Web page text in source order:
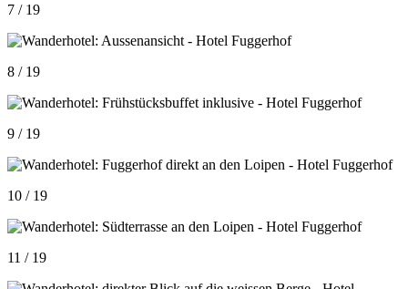
7 / 19
8 / 19
9 / 19
10 / 19
11 / 19